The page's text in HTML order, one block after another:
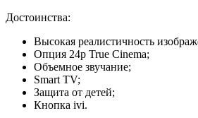
Достоинства:
Высокая реалистичность
Опция 24p True Cinema;
Объемное звучание;
Smart TV;
Защита от детей;
Кнопка ivi.